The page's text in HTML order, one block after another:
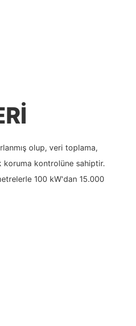
olup, veri toplama,
koruma kontrolüne sahiptir.
100 kW'dan 15.000